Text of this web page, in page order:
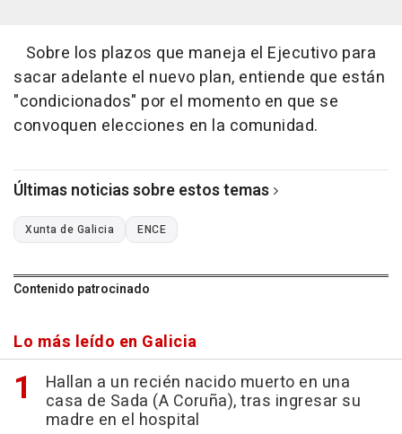
Sobre los plazos que maneja el Ejecutivo para
sacar adelante el nuevo plan, entiende que están
"condicionados" por el momento en que se
convoquen elecciones en la comunidad.
Últimas noticias sobre estos temas
Xunta de Galicia ENCE
Contenido patrocinado
Lo más leído en Galicia
Hallan a un recién nacido muerto en una
casa de Sada (A Coruña), tras ingresar su
madre en el hospital